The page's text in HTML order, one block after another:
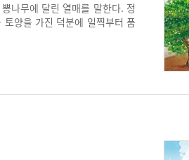
나무에 달린 열매를 말한다. 정
양을 가진 덕분에 일찍부터 품
오디를 다양한 상품으로 개발
리고자 노력하고 있다.